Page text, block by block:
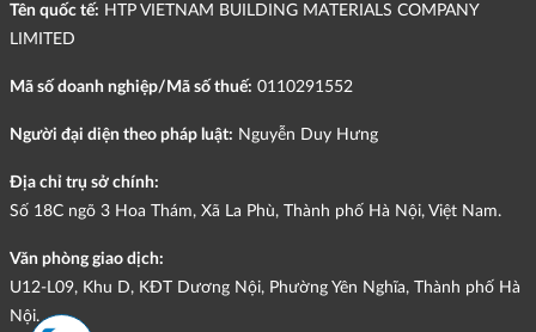
Tên quốc tế: HTP VIETNAM BUILDING MATERIALS COMPANY
LIMITED
Mã số doanh nghiệp/Mã số thuế: 0110291552
Người đại diện theo pháp luật: Nguyễn Duy Hưng
Địa chỉ trụ sở chính:
Số 18C ngõ 3 Hoa Thám, Xã La Phù, Thành phố Hà Nội, Việt Nam.
Văn phòng giao dịch:
U12-L09, Khu D, KĐT Dương Nội, Phường Yên Nghĩa, Thành phố Hà
Nội.